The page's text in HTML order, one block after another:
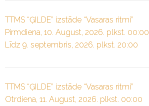
TTMS “ĢILDE” izstāde “Vasaras ritmi”
Pirmdiena, 10. August, 2026. plkst. 00:00
Līdz 9. septembris, 2026. plkst. 20:00
TTMS “ĢILDE” izstāde “Vasaras ritmi”
Otrdiena, 11. August, 2026. plkst. 00:00